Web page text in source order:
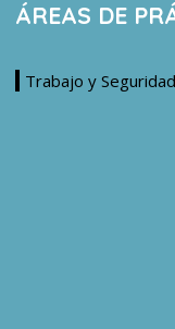
ÁREAS DE
Trabajo y